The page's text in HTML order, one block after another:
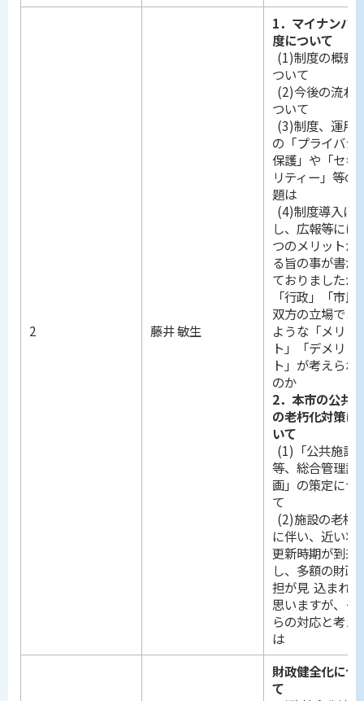
2 藤井 敏生
1．マイナンバ
度について
(1)制度の概要
ついて
(2)今後の流れ
ついて
(3)制度、運用
の「プライバシ
保護」や「セキ
リティー」等の
題は
(4)制度導入に
し、広報等には
つのメリットが
る旨の事が書か
ておりましたが
「行政」「市民
双方の立場でど
ような「メリッ
ト」「デメリッ
ト」が考えられ
のか
2．本市の公共
の老朽化対策に
いて
(1)「公共施設
等、総合管理計
画」の策定につ
て
(2)施設の老朽
に伴い、近い将
更新時期が到来
し、多額の財政
担が見 込まれ
思いますが、そ
らの対応と考え
は
財政健全化につ
て